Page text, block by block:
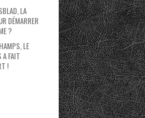
LA
DÉMARRER
?
LE
A FAIT
!